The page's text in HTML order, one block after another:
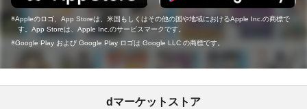
Appleのロゴ、App Storeは、米国もしくはその他の国や地域におけるApple Inc.の商標で
す。App Storeは、Apple Inc.のサービスマークです。
Google Play および Google Play ロゴは Google LLC の商標です。
dマーケットストア